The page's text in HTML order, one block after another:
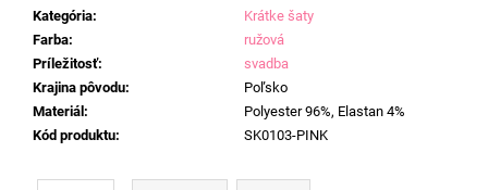
Kategória:
Krátke šaty
Farba:
ružová
Príležitosť:
svadba
Krajina pôvodu:
Poľsko
Materiál :
Polyester 96%, Elastan 4%
Kód produktu: SK0103-PINK